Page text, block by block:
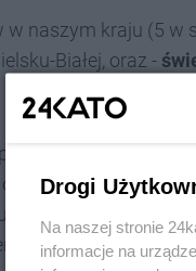
w naszym kraju (5
Białej, oraz -
na Facebooku
m.in. konkursy
gratisy do
Katowickiej jest już
Drogi
Na naszej stronie
informacje na